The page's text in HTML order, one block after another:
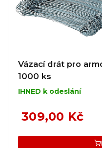
Vázací drát pro
1000 ks
IHNED k odeslání
309,00 Kč